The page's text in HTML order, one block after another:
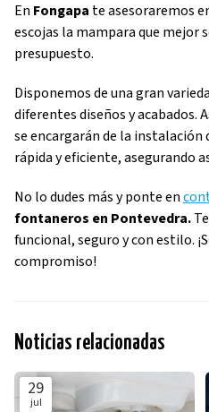
En Fongapa te asesoraremos
escojas la mampara que mejor
presupuesto.
Disponemos de una gran
diferentes diseños y acabados.
se encargarán de la
rápida y eficiente, asegurando
No lo dudes más y ponte en
fontaneros en Pontevedra.
funcional, seguro y con estilo.
compromiso!
Noticias relacionadas
29
jul